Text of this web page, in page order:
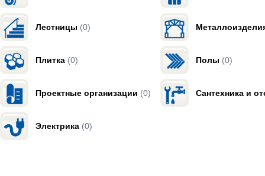
Лестницы (0)
Плитка (0) Полы (0)
Проектные организации (0) Сантехника и
Электрика (0)